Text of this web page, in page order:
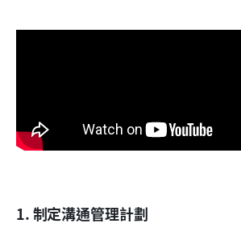
1. 制定溝通管理計劃